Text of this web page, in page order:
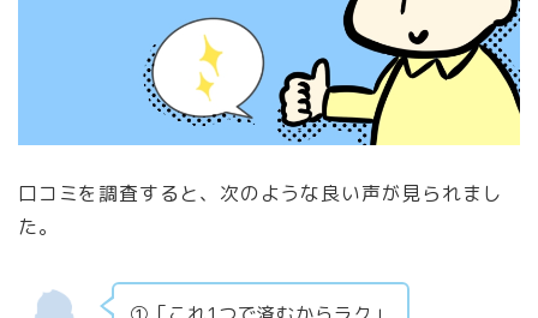
口コミを調査すると、次のような良い声が見られまし
た。